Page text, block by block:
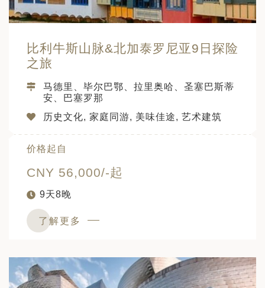
比利牛斯山脉&北加泰罗尼亚9日探险
之旅
马德里、毕尔巴鄂、拉里奥哈、圣塞巴斯蒂
安、巴塞罗那
历史文化, 家庭同游, 美味佳途, 艺术建筑
价格起自
CNY 56,000/-起
9天8晚
了解更多